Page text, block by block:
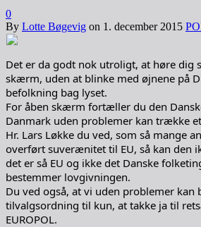
0
By Lotte Bøgevig on 1. december 2015
Det er da godt nok utroligt, at høre dig
skærm, uden at blinke med øjnene på
befolkning bag lyset.
For åben skærm fortæller du den
Danmark uden problemer kan trække
Hr. Lars Løkke du ved, som så mange
overført suverænitet til EU, så kan den
det er så EU og ikke det Danske
bestemmer lovgivningen.
Du ved også, at vi uden problemer kan
tilvalgsordning til kun, at takke ja til
EUROPOL.